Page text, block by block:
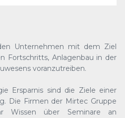
Unternehmen mit dem Ziel
Fortschritts, Anlagenbau in der
voranzutreiben.
Ersparnis sind die Ziele einer
Die Firmen der Mirtec Gruppe
Wissen über Seminare an